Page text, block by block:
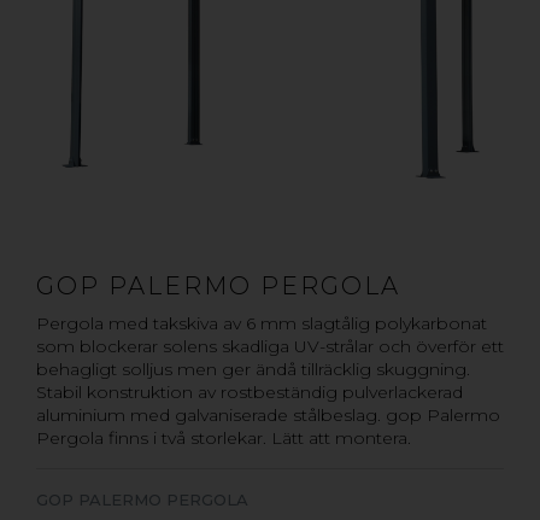
GOP PALERMO PERGOLA
Pergola med takskiva av 6 mm slagtålig polykarbonat
som blockerar solens skadliga UV-strålar och överför ett
behagligt solljus men ger ändå tillräcklig skuggning.
Stabil konstruktion av rostbeständig pulverlackerad
aluminium med galvaniserade stålbeslag. gop Palermo
Pergola finns i två storlekar. Lätt att montera.
GOP PALERMO PERGOLA